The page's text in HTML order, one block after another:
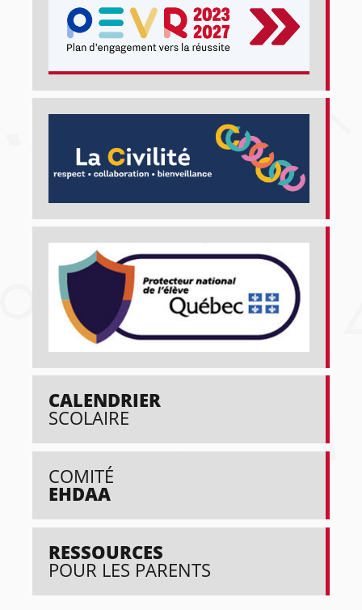
CALENDRIER
SCOLAIRE
COMITÉ
EHDAA
RESSOURCES
POUR LES PARENTS